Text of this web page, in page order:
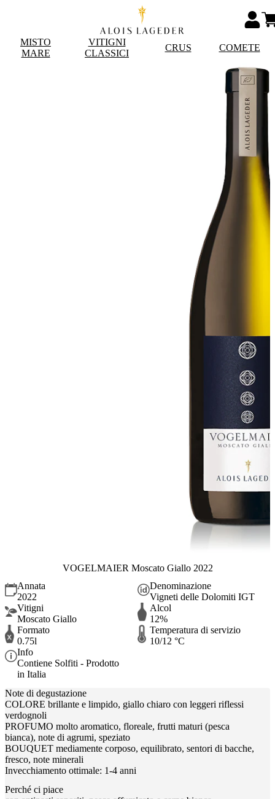
MISTO
MARE
VITIGNI
CLASSICI
CRUS COMETE
VOGELMAIER Moscato Giallo 2022
Annata
2022
Denominazione
Vigneti delle Dolomiti IGT
Vitigni
Moscato Giallo
Alcol
12%
Formato
0.75l
Temperatura di servizio
10/12 °C
Info
Contiene Solfiti - Prodotto
in Italia
Note di degustazione
COLORE brillante e limpido, giallo chiaro con leggeri riflessi
verdognoli
PROFUMO molto aromatico, floreale, frutti maturi (pesca
bianca), note di agrumi, speziato
BOUQUET mediamente corposo, equilibrato, sentori di bacche,
fresco, note minerali
Invecchiamento ottimale: 1-4 anni
Perché ci piace